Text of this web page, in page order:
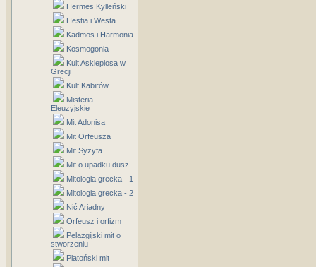
Hermes Kylleński
Hestia i Westa
Kadmos i Harmonia
Kosmogonia
Kult Asklepiosa w
Grecji
Kult Kabirów
Misteria
Eleuzyjskie
Mit Adonisa
Mit Orfeusza
Mit Syzyfa
Mit o upadku dusz
Mitologia grecka - 1
Mitologia grecka - 2
Nić Ariadny
Orfeusz i orfizm
Pelazgijski mit o
stworzeniu
Platoński mit